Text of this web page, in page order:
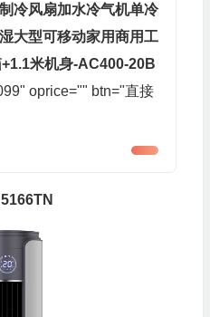
冷风扇加水冷气机单冷
大型可移动家用商用工
米机身-AC400-20B
oprice="" btn="直接